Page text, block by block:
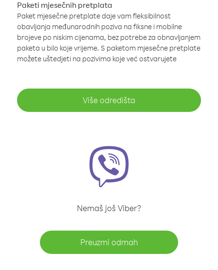
Paketi mjesečnih pretplata
Paket mjesečne pretplate daje vam fleksibilnost
obavljanja međunarodnih poziva na fiksne i mobilne
brojeve po niskim cijenama, bez potrebe za obnavljanjem
paketa u bilo koje vrijeme. S paketom mjesečne pretplate
možete uštedjeti na pozivima koje već ostvarujete
Više odredišta
Nemaš još Viber?
Preuzmi odmah